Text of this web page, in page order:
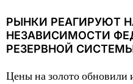
РЫНКИ РЕАГИРУЮТ
НЕЗАВИСИМОСТИ
РЕЗЕРВНОЙ
Цены на золото обновили